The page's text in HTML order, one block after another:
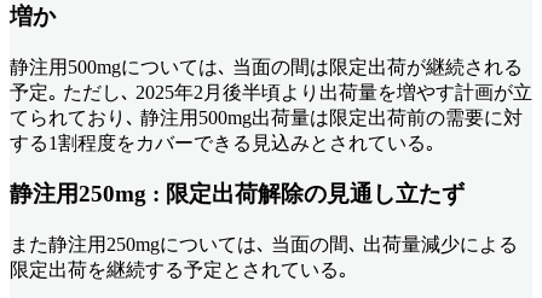
増か
静注用500mgについては､ 当面の間は限定出荷が継続される
予定｡ ただし､ 2025年2月後半頃より出荷量を増やす計画が立
てられており､ 静注用500mg出荷量は限定出荷前の需要に対
する1割程度をカバーできる見込みとされている｡
静注用250mg : 限定出荷解除の見通し立たず
また静注用250mgについては､ 当面の間､ 出荷量減少による
限定出荷を継続する予定とされている｡